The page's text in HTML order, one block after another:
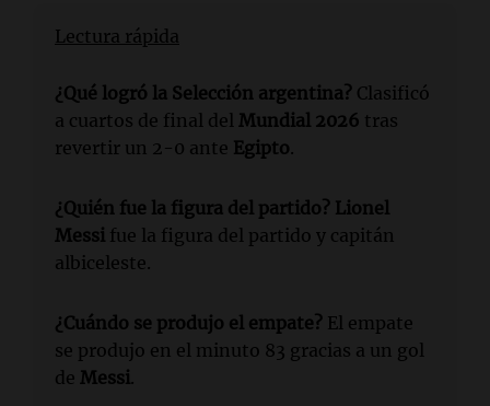
Lectura rápida
¿Qué logró la Selección argentina? Clasificó
a cuartos de final del Mundial 2026 tras
revertir un 2-0 ante Egipto.
¿Quién fue la figura del partido? Lionel
Messi fue la figura del partido y capitán
albiceleste.
¿Cuándo se produjo el empate? El empate
se produjo en el minuto 83 gracias a un gol
de Messi.